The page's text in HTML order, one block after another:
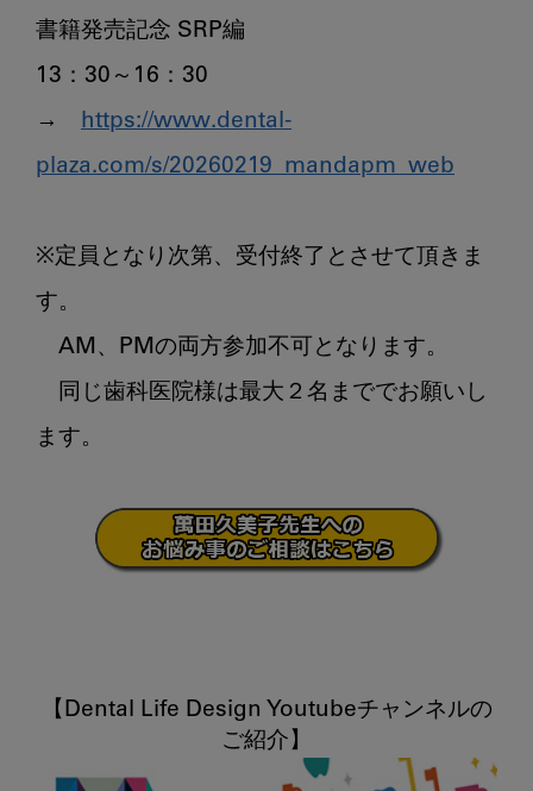
書籍発売記念 SRP編
13：30～16：30
→ https://www.dental-
plaza.com/s/20260219_mandapm_web
※定員となり次第、受付終了とさせて頂きま
す。
AM、PMの両方参加不可となります。
同じ歯科医院様は最大２名まででお願いし
ます。
【Dental Life Design Youtubeチャンネルの